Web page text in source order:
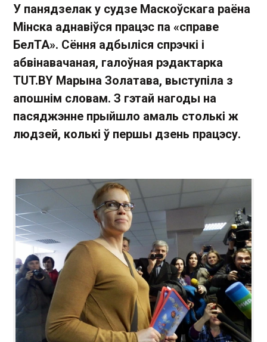
У панядзелак у судзе Маскоўскага раёна
Мінска аднавіўся працэс па «справе
БелТА». Сёння адбыліся спрэчкі і
абвінавачаная, галоўная рэдактарка
TUT.BY Марына Золатава, выступіла з
апошнім словам. З гэтай нагоды на
пасяджэнне прыйшло амаль столькі ж
людзей, колькі ў першы дзень працэсу.